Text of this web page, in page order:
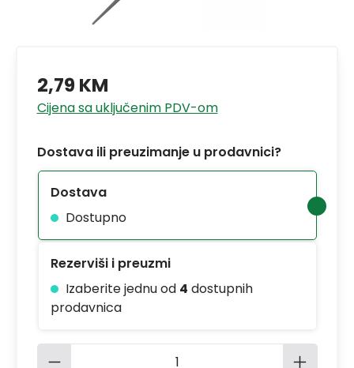
2,79 KM
Cijena sa uključenim PDV-om
Dostava ili preuzimanje u prodavnici?
Dostava
Dostupno
Rezerviši i preuzmi
Izaberite jednu od 4 dostupnih
prodavnica
Količina proizvoda: Unesite